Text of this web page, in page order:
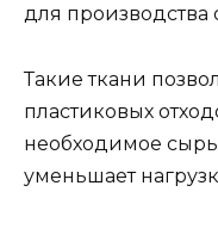
для
Такие ткани
пластиковых
необходимое
уменьшает